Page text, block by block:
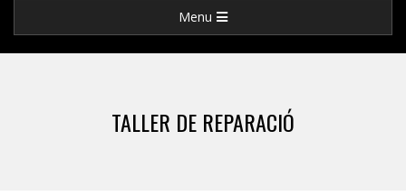
Navigation
Menu
TALLER DE REPARACIÓ